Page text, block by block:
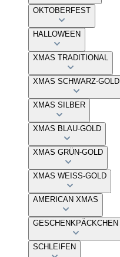
OKTOBERFEST
HALLOWEEN
XMAS TRADITIONAL
XMAS SCHWARZ-GOLD
XMAS SILBER
XMAS BLAU-GOLD
XMAS GRÜN-GOLD
XMAS WEISS-GOLD
AMERICAN XMAS
GESCHENKPÄCKCHEN
SCHLEIFEN